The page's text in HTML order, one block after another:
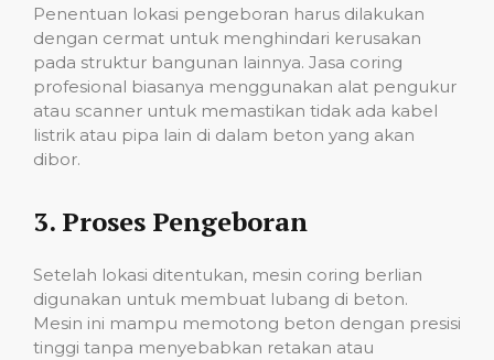
Penentuan lokasi pengeboran harus dilakukan
dengan cermat untuk menghindari kerusakan
pada struktur bangunan lainnya. Jasa coring
profesional biasanya menggunakan alat pengukur
atau scanner untuk memastikan tidak ada kabel
listrik atau pipa lain di dalam beton yang akan
dibor.
3. Proses Pengeboran
Setelah lokasi ditentukan, mesin coring berlian
digunakan untuk membuat lubang di beton.
Mesin ini mampu memotong beton dengan presisi
tinggi tanpa menyebabkan retakan atau